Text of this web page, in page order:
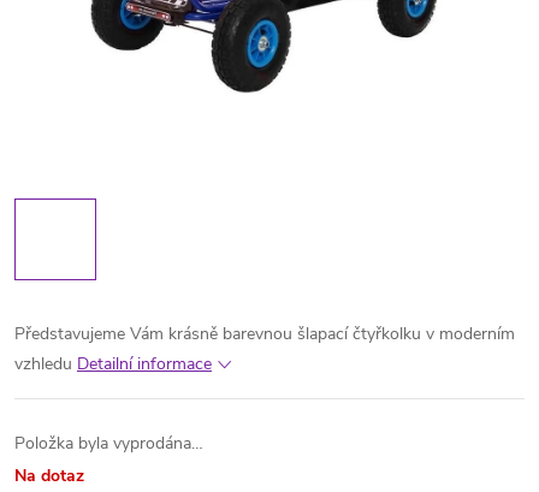
Představujeme Vám krásně barevnou šlapací čtyřkolku v moderním
vzhledu Detailní informace
Položka byla vyprodána…
Na dotaz